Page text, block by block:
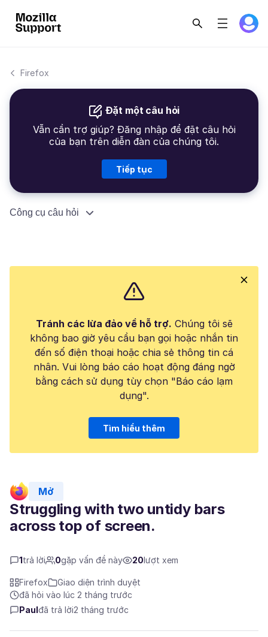
Firefox
Đặt một câu hỏi
Vẫn cần trợ giúp? Đăng nhập để đặt câu hỏi
của bạn trên diễn đàn của chúng tôi.
Tiếp tục
Công cụ câu hỏi
Tránh các lừa đảo về hỗ trợ. Chúng tôi sẽ
không bao giờ yêu cầu bạn gọi hoặc nhắn tin
đến số điện thoại hoặc chia sẻ thông tin cá
nhân. Vui lòng báo cáo hoạt động đáng ngờ
bằng cách sử dụng tùy chọn "Báo cáo lạm
dụng".
Tìm hiểu thêm
Mở
Struggling with two untidy bars
across top of screen.
1trả lời 0gặp vấn đề này 20lượt xem
Firefox
Giao diện trình duyệt
đã hỏi vào lúc 2 tháng trước
Paulđã trả lời2 tháng trước